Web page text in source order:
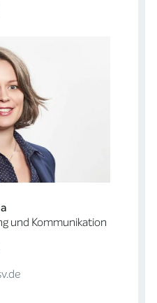
und Kommunikation